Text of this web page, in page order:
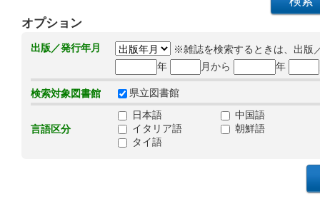
オプション
出版／発行年月
※雑誌を検索するときは、出版
年
月から 年
検索対象図書館 県立図書館
言語区分
日本語
中国語
イタリア語
朝鮮語
タイ語